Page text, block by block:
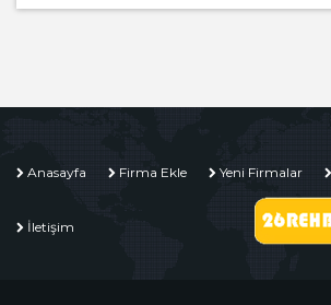
Anasayfa Firma Ekle Yeni Firmalar
İletişim